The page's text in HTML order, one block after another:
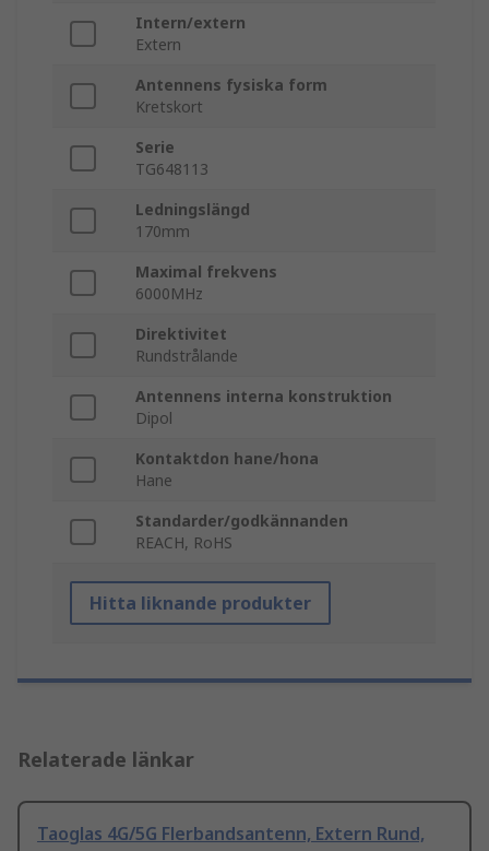
Intern/extern
Extern
Antennens fysiska form
Kretskort
Serie
TG648113
Ledningslängd
170mm
Maximal frekvens
6000MHz
Direktivitet
Rundstrålande
Antennens interna konstruktion
Dipol
Kontaktdon hane/hona
Hane
Standarder/godkännanden
REACH, RoHS
Hitta liknande produkter
Relaterade länkar
Taoglas 4G/5G Flerbandsantenn, Extern Rund,